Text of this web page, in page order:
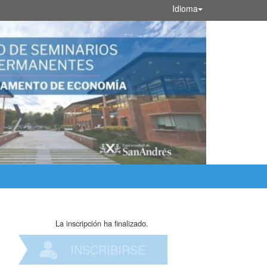
Idioma
La inscripción ha finalizado.
INSCRIBIRSE